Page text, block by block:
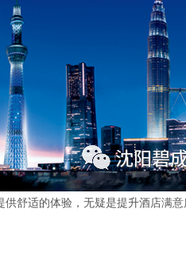
舒适的体验，无疑是提升酒店满意